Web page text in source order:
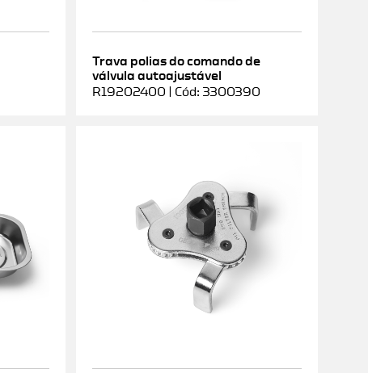
Trava polias do comando de
válvula autoajustável
R19202400 | Cód: 3300390